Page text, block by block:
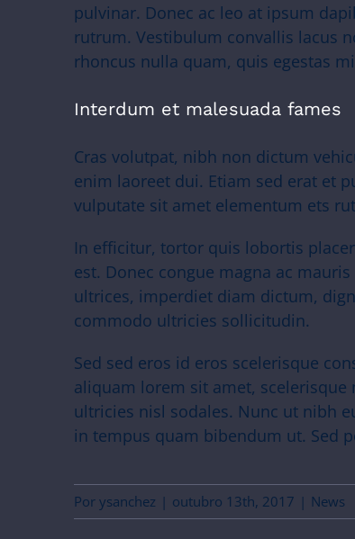
pulvinar. Donec ac leo at ipsum
rutrum. Vestibulum convallis lacus
rhoncus nulla quam, quis egestas
Interdum et malesuada fames
Cras volutpat, nibh non dictum
enim laoreet dui. Etiam sed erat et
vulputate sit amet elementum ets
In efficitur, tortor quis lobortis
est. Donec congue magna ac
ultrices, imperdiet diam dictum,
commodo ultricies sollicitudin.
Sed sed eros id eros scelerisque
aliquam lorem sit amet,
ultricies nisl sodales. Nunc ut nibh
in tempus quam bibendum ut. Sed
Por ysanchez | outubro 13th, 2017 | News